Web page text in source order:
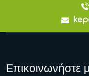
Επικοινωνήστε